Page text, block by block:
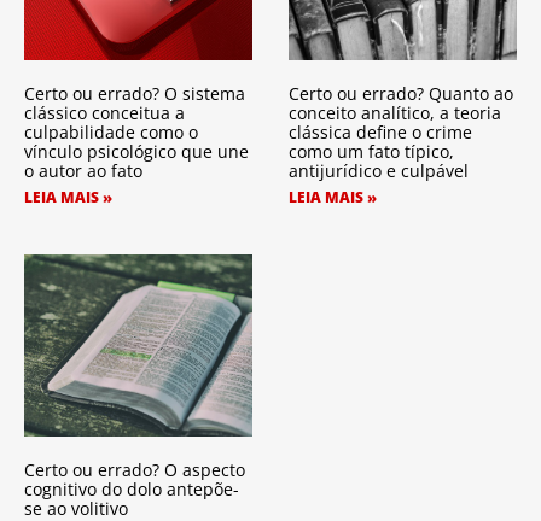
Certo ou errado? O sistema
clássico conceitua a
culpabilidade como o
vínculo psicológico que une
o autor ao fato
LEIA MAIS »
Certo ou errado? Quanto ao
conceito analítico, a teoria
clássica define o crime
como um fato típico,
antijurídico e culpável
LEIA MAIS »
Certo ou errado? O aspecto
cognitivo do dolo antepõe-
se ao volitivo